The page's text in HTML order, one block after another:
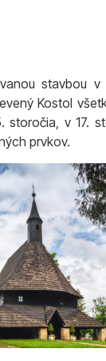
stavbou
Kostol
storočia, v 17.
prvkov.